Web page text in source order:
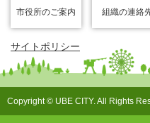
市役所のご案内 組織の連絡
サイトポリシー
Copyright © UBE CITY. All Rights